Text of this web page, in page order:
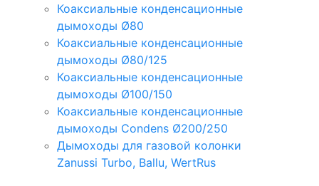
Коаксиальные конденсационные
дымоходы Ø80
Коаксиальные конденсационные
дымоходы Ø80/125
Коаксиальные конденсационные
дымоходы Ø100/150
Коаксиальные конденсационные
дымоходы Condens Ø200/250
Дымоходы для газовой колонки
Zanussi Turbo, Ballu, WertRus